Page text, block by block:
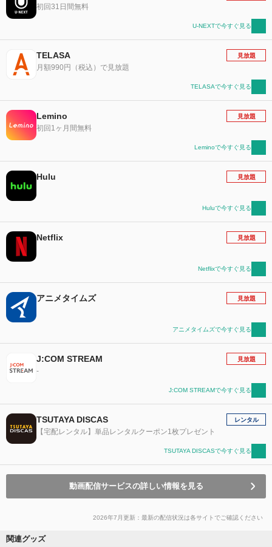
初回31日間無料
U-NEXTで今すぐ見る
TELASA
月額990円（税込）で見放題
見放題
TELASAで今すぐ見る
Lemino
初回1ヶ月間無料
見放題
Leminoで今すぐ見る
Hulu 見放題
Huluで今すぐ見る
Netflix 見放題
Netflixで今すぐ見る
アニメタイムズ 見放題
アニメタイムズで今すぐ見る
J:COM STREAM
-
見放題
J:COM STREAMで今すぐ見る
TSUTAYA DISCAS
【宅配レンタル】単品レンタルクーポン1枚プレゼント
レンタル
TSUTAYA DISCASで今すぐ見る
動画配信サービスの詳しい情報を見る
2026年7月更新：最新の配信状況は各サイトでご確認ください
関連グッズ